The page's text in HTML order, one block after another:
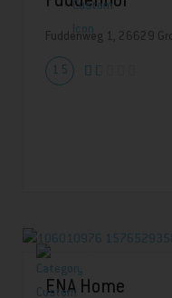
Fuddenweg 1, 26629
1.5
ENA Home